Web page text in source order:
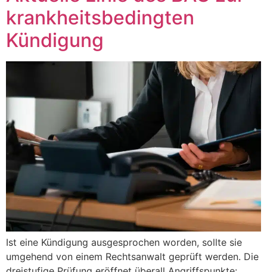
krankheitsbedingten
Kündigung
Ist eine Kündigung ausgesprochen worden, sollte sie
umgehend von einem Rechtsanwalt geprüft werden. Die